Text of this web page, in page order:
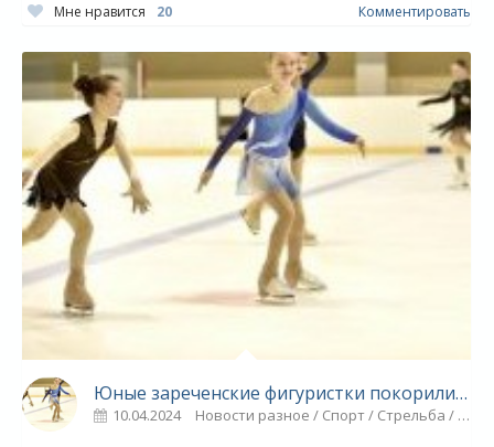
Мне нравится 20 Комментировать
Юные зареченские фигуристки покорили сердца зрителей - СПОРТ
10.04.2024 Новости разное / Спорт / Стрельба / Коньки / Видео новости / Фигурное катание / Другие виды спорта